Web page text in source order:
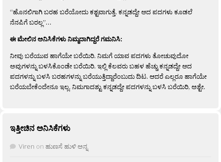
“ಹೊನಲಿಗಾಗಿ ಬರಹ ಬರೆಯೋದು ಕಶ್ಟವಾಗುತ್ತೆ. ಕನ್ನಡದ್ದೇ ಆದ ಪದಗಳು ಕೂಡಲೆ
ನೆನಪಿಗೆ ಬರಲ್ಲ”…
ಈ ಮೇಲಿನ ಅನಿಸಿಕೆಗಳು ನಿಮ್ಮದಾಗಿದ್ದರೆ ಗಮನಿಸಿ:
ನೀವು ಬರೆಯುವ ಹಾಗೆಯೇ ಬರೆಯಿರಿ. ನಿಮಗೆ ಯಾವ ಪದಗಳು ತೋಚುವುದೋ
ಅವುಗಳನ್ನು ಬಳಸಿಕೊಂಡೇ ಬರೆಯಿರಿ. ಇಲ್ಲಿ ಕೆಲವರು ಬಹಳ ಹೆಚ್ಚು ಕನ್ನಡದ್ದೇ ಆದ
ಪದಗಳನ್ನು ಬಳಸಿ ಬರಹಗಳನ್ನು ಬರೆಯುತ್ತಿದ್ದಾರೆಂಬುದು ದಿಟ. ಆದರೆ ಎಲ್ಲರೂ ಹಾಗೆಯೇ
ಬರೆಯಬೇಕೆಂದೇನೂ ಇಲ್ಲ. ನಿಮಗಾದಶ್ಟು ಕನ್ನಡದ್ದೇ ಪದಗಳನ್ನು ಬಳಸಿ ಬರೆಯಿರಿ, ಅಶ್ಟೇ.
ಇತ್ತೀಚಿನ ಅನಿಸಿಕೆಗಳು
Viren on ಹುಣಸೆ ಹುಳಿ ಅನ್ನ